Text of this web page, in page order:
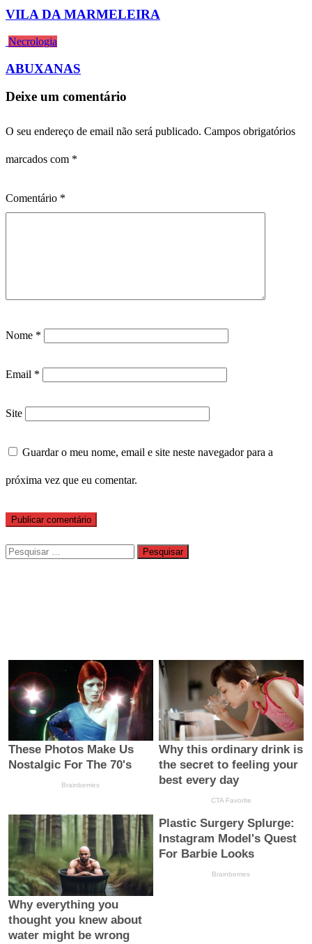
VILA DA MARMELEIRA
Necrologia
ABUXANAS
Deixe um comentário
O seu endereço de email não será publicado. Campos obrigatórios
marcados com *
Comentário *
Nome *
Email *
Site
Guardar o meu nome, email e site neste navegador para a
próxima vez que eu comentar.
Pesquisar
por: